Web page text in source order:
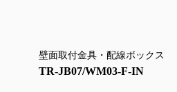
壁面取付金具・配線ボックス
TR-JB07/WM03-F-IN